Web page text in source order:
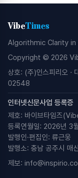
VibeTimes
Algorithmic Clarity
Copyright © 2026
상호: (주)인스피리오 ·
02548
인터넷신문사업 등록증
제호: 바이브타임즈
등록연월일: 2026년 3
발행인·편집인: 류근웅
발행소: 충남 공주시 매
제보: info@inspirio.co